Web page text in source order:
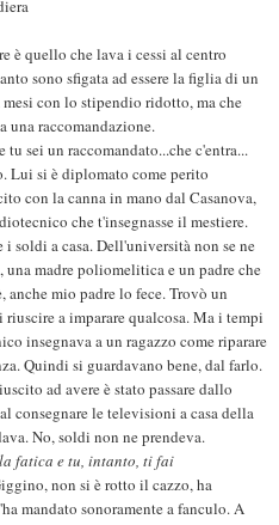
è quello che lava i cessi al centro
sono sfigata ad essere la figlia di un
con lo stipendio ridotto, ma che
una raccomandazione.
sei un raccomandato...che c'entra...
Lui si è diplomato come perito
con la canna in mano dal Casanova,
che t'insegnasse il mestiere.
soldi a casa. Dell'università non se ne
madre poliomelitica e un padre che
anche mio padre lo fece. Trovò un
a imparare qualcosa. Ma i tempi
insegnava a un ragazzo come riparare
Quindi si guardavano bene, dal farlo.
ad avere è stato passare dallo
consegnare le televisioni a casa della
No, soldi non ne prendeva.
fatica e tu, intanto, ti fai
non si è rotto il cazzo, ha
mandato sonoramente a fanculo. A